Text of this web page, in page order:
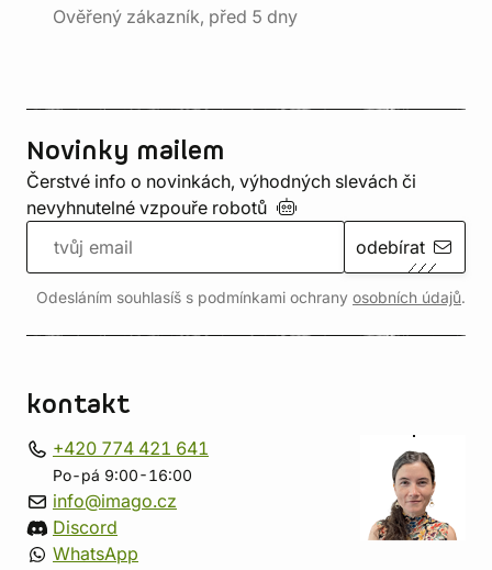
Ověřený zákazník, před 5 dny
Novinky mailem
Čerstvé info o novinkách, výhodných slevách či
nevyhnutelné vzpouře robotů
odebírat
Odesláním souhlasíš s podmínkami ochrany osobních údajů.
kontakt
+420 774 421 641
Po-pá 9:00-16:00
info@imago.cz
Discord
WhatsApp